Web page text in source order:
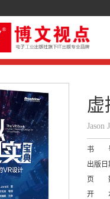
虚
书 号
出版日
页
开 本